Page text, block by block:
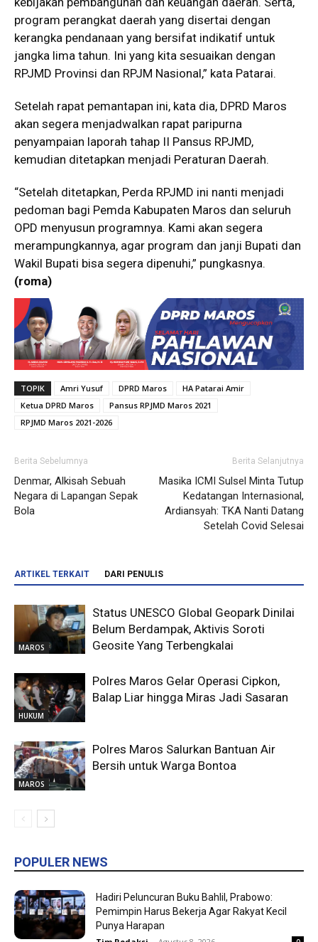
program perangkat daerah yang disertai dengan
kerangka pendanaan yang bersifat indikatif untuk
jangka lima tahun. Ini yang kita sesuaikan dengan
RPJMD Provinsi dan RPJM Nasional,” kata Patarai.
Setelah rapat pemantapan ini, kata dia, DPRD Maros
akan segera menjadwalkan rapat paripurna
penyampaian laporah tahap II Pansus RPJMD,
kemudian ditetapkan menjadi Peraturan Daerah.
“Setelah ditetapkan, Perda RPJMD ini nanti menjadi
pedoman bagi Pemda Kabupaten Maros dan seluruh
OPD menyusun programnya. Kami akan segera
merampungkannya, agar program dan janji Bupati dan
Wakil Bupati bisa segera dipenuhi,” pungkasnya.
(roma)
TOPIK Amri Yusuf DPRD Maros
HA Patarai Amir
Ketua DPRD Maros
Pansus RPJMD Maros 2021
RPJMD Maros 2021-2026
Berita Sebelumnya
Denmar, Alkisah Sebuah
Negara di Lapangan Sepak
Bola
Berita Selanjutnya
Masika ICMI Sulsel Minta Tutup
Kedatangan Internasional,
Ardiansyah: TKA Nanti Datang
Setelah Covid Selesai
ARTIKEL TERKAIT DARI PENULIS
MAROS
Status UNESCO Global Geopark Dinilai
Belum Berdampak, Aktivis Soroti
Geosite Yang Terbengkalai
HUKUM
Polres Maros Gelar Operasi Cipkon,
Balap Liar hingga Miras Jadi Sasaran
MAROS
Polres Maros Salurkan Bantuan Air
Bersih untuk Warga Bontoa
POPULER NEWS
Hadiri Peluncuran Buku Bahlil, Prabowo:
Pemimpin Harus Bekerja Agar Rakyat Kecil
Punya Harapan